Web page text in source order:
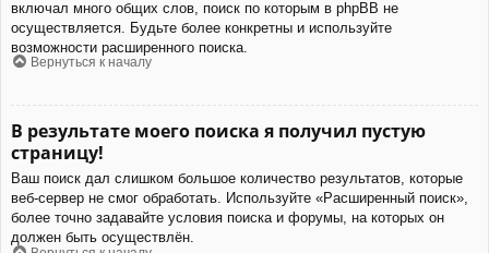
включал много общих слов, поиск по которым в phpBB не
осуществляется. Будьте более конкретны и используйте
возможности расширенного поиска.
Вернуться к началу
В результате моего поиска я получил пустую
страницу!
Ваш поиск дал слишком большое количество результатов, которые
веб-сервер не смог обработать. Используйте «Расширенный поиск»,
более точно задавайте условия поиска и форумы, на которых он
должен быть осуществлён.